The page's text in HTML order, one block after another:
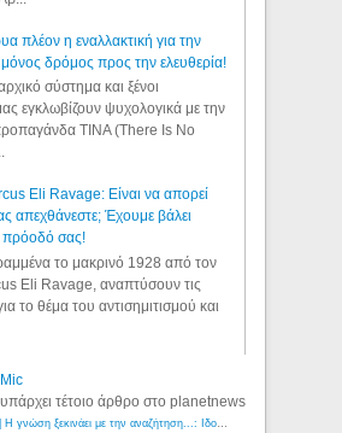
πλέον η εναλλακτική για την
δρόμος προς την ελευθερία!
σύστημα και ξένοι
εγκλωβίζουν ψυχολογικά με την
TINA (There Is No
Eli Ravage: Είναι να απορεί
απεχθάνεστε; Έχουμε βάλει
πρόοδό σας!
το μακρινό 1928 από τον
Eli Ravage, αναπτύσουν τις
το θέμα του αντισημιτισμού και
τέτοιο άρθρο στο planetnews